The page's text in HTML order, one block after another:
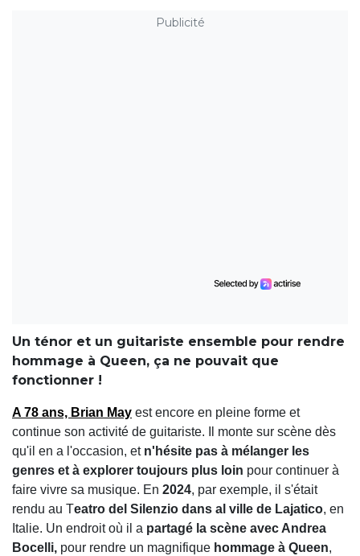
Publicité
Un ténor et un guitariste ensemble pour rendre
hommage à Queen, ça ne pouvait que
fonctionner !
A 78 ans, Brian May est encore en pleine forme et
continue son activité de guitariste. Il monte sur scène dès
qu'il en a l'occasion, etn'hésite pas à mélanger les
genres et à explorer toujours plus loin pour continuer à
faire vivre sa musique. En 2024, par exemple, il s'était
rendu au Teatro del Silenzio dans al ville de Lajatico, en
Italie. Un endroit où il a partagé la scène avec Andrea
Bocelli, pour rendre un magnifique hommage à Queen,